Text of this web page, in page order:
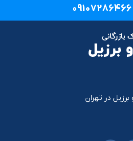
09107286466
برزیل در تهران